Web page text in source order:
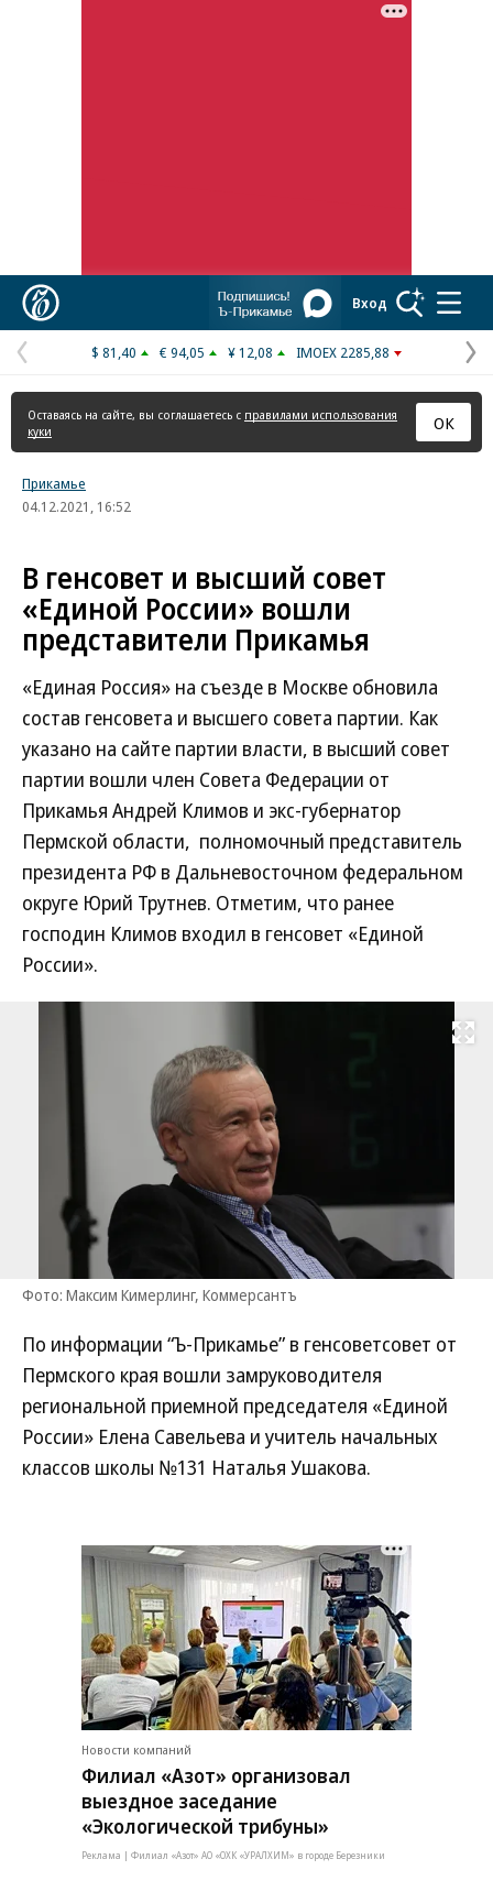
Вход
Предыдущая
страница
$ 81,40 € 94,05 ¥ 12,08 IMOEX 2285,88
Оставаясь на сайте, вы соглашаетесь с правилами использования
куки
ОК
Прикамье
04.12.2021, 16:52
В генсовет и высший совет
«Единой России» вошли
представители Прикамья
«Единая Россия» на съезде в Москве обновила
состав генсовета и высшего совета партии. Как
указано на сайте партии власти, в высший совет
партии вошли член Совета Федерации от
Прикамья Андрей Климов и экс-губернатор
Пермской области, полномочный представитель
президента РФ в Дальневосточном федеральном
округе Юрий Трутнев. Отметим, что ранее
господин Климов входил в генсовет «Единой
России».
Развернуть
Фото: Максим Кимерлинг, Коммерсантъ
По информации “Ъ-Прикамье” в генсоветсовет от
Пермского края вошли замруководителя
региональной приемной председателя «Единой
России» Елена Савельева и учитель начальных
классов школы №131 Наталья Ушакова.
Новости компаний
Филиал «Азот» организовал
выездное заседание
«Экологической трибуны»
Реклама | Филиал «Азот» АО «ОХК «УРАЛХИМ» в городе Березники